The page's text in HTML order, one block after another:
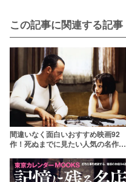
この記事に関連する記事
間違いなく面白いおすすめ映画92
作！死ぬまでに見たい人気の名作を
年版】